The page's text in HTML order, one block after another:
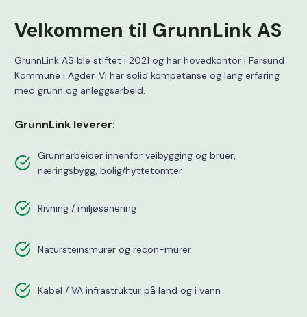
Velkommen til GrunnLink AS
GrunnLink AS ble stiftet i 2021 og har hovedkontor i Farsund
Kommune i Agder. Vi har solid kompetanse og lang erfaring
med grunn og anleggsarbeid.
GrunnLink leverer:
Grunnarbeider innenfor veibygging og bruer,
næringsbygg, bolig/hyttetomter
Rivning / miljøsanering
Natursteinsmurer og recon-murer
Kabel / VA infrastruktur på land og i vann